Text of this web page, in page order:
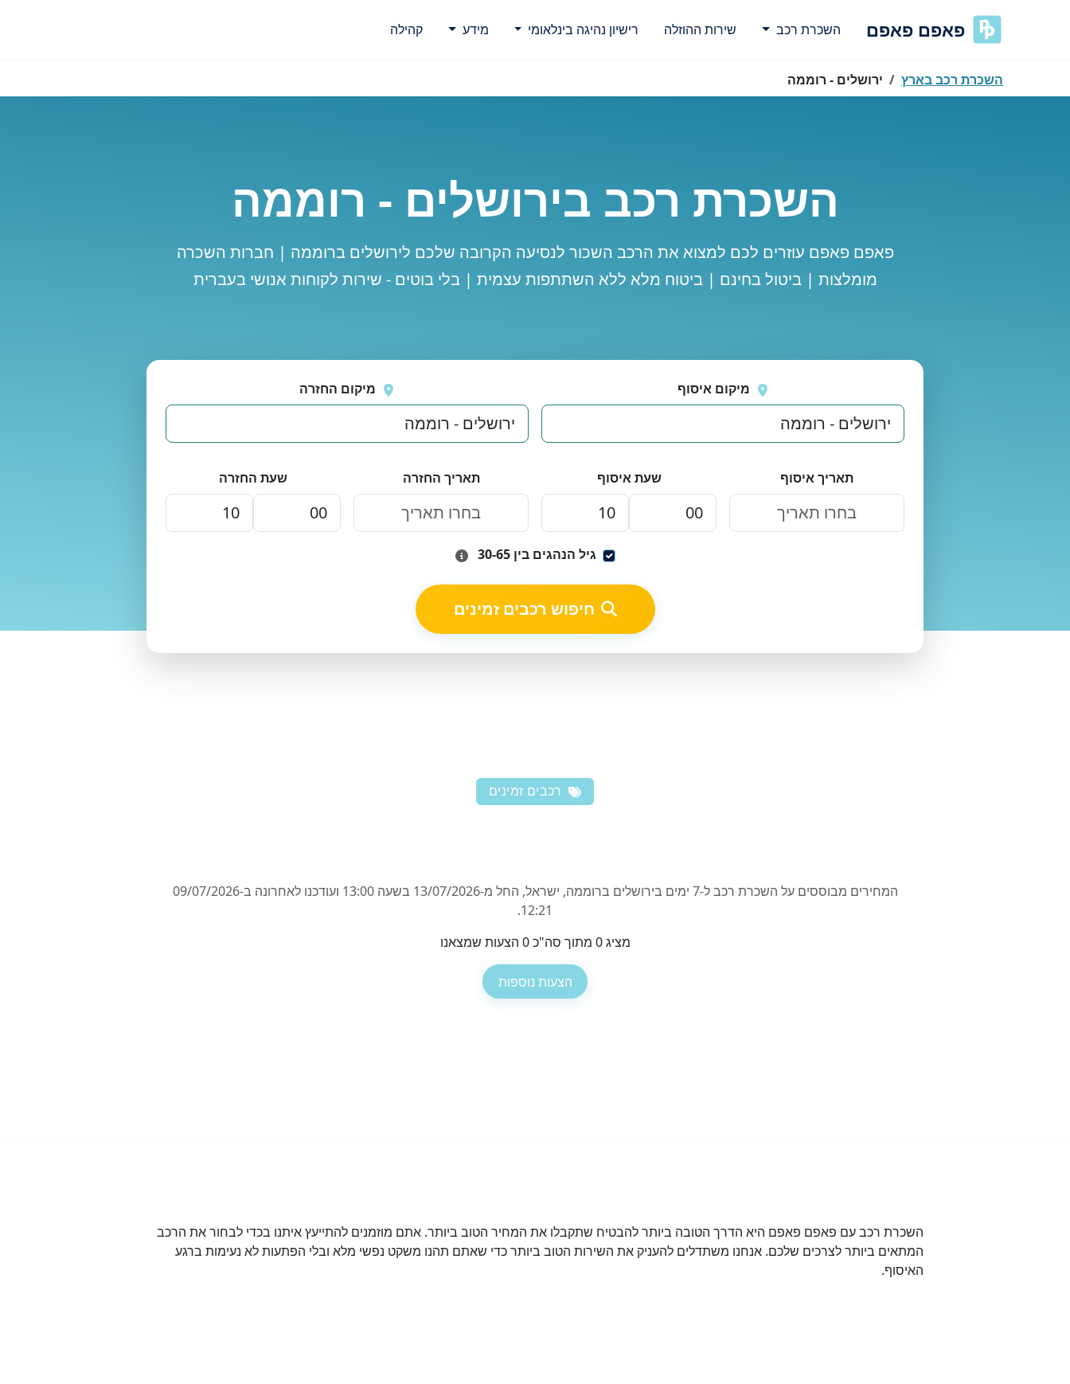
פאפם פאפם השכרת רכב שירות ההוזלה רישיון נהיגה בינלאומי מידע קהילה
השכרת רכב בארץ ירושלים - רוממה
השכרת רכב בירושלים - רוממה
פאפם פאפם עוזרים לכם למצוא את הרכב השכור לנסיעה הקרובה שלכם לירושלים ברוממה | חברות השכרה
מומלצות | ביטול בחינם | ביטוח מלא ללא השתתפות עצמית | בלי בוטים - שירות לקוחות אנושי בעברית
מיקום איסוף מיקום החזרה
תאריך איסוף שעת איסוף תאריך החזרה שעת החזרה
גיל הנהגים בין 30-65
חיפוש רכבים זמינים
רכבים זמינים
המחירים מבוססים על השכרת רכב ל-7 ימים בירושלים ברוממה, ישראל, החל מ-13/07/2026 בשעה 13:00 ועודכנו לאחרונה ב-09/07/2026
12:21.
מציג 0 מתוך סה"כ 0 הצעות שמצאנו
הצעות נוספות
השכרת רכב עם פאפם פאפם היא הדרך הטובה ביותר להבטיח שתקבלו את המחיר הטוב ביותר. אתם מוזמנים להתייעץ איתנו בכדי לבחור את הרכב
המתאים ביותר לצרכים שלכם. אנחנו משתדלים להעניק את השירות הטוב ביותר כדי שאתם תהנו משקט נפשי מלא ובלי הפתעות לא נעימות ברגע
האיסוף.